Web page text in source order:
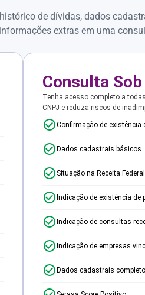
de dívidas, dados
extras em uma
Consulta
Tenha acesso completo a
CNPJ e reduza riscos de
Confirmação de existência
Dados cadastrais básicos
Situação na Receita Federal
Indicação de existência de
Indicação de consultas
Indicação de empresas
Dados cadastrais